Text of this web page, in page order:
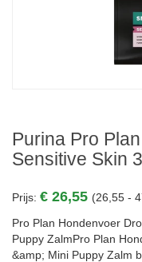
Purina Pro
Sensitive Skin
Prijs: € 26,55 (26,55 -
Pro Plan Hondenvoer
Puppy ZalmPro Plan
&amp; Mini Puppy Zalm